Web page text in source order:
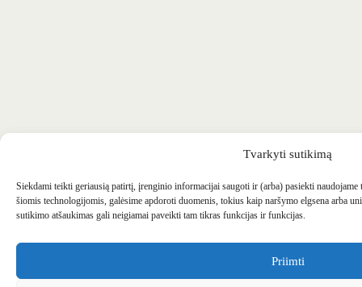
Tvarkyti sutikimą
Siekdami teikti geriausią patirtį, įrenginio informacijai saugoti ir (arba) pasiekti
šiomis technologijomis, galėsime apdoroti duomenis, tokius kaip naršymo elgsena arba
sutikimo atšaukimas gali neigiamai paveikti tam tikras funkcijas ir funkcijas.
Priimti